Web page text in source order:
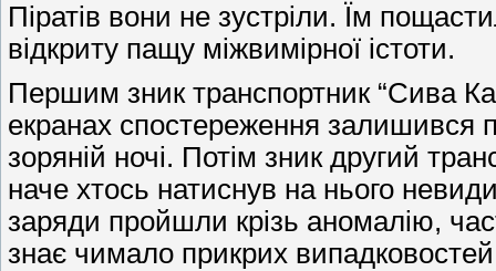
Піратів вони не зустріли. Їм
відкриту пащу міжвимірної істоти.
Першим зник транспортник “Сива
екранах спостереження залишився
зоряній ночі. Потім зник другий
наче хтось натиснув на нього
заряди пройшли крізь аномалію,
знає чимало прикрих